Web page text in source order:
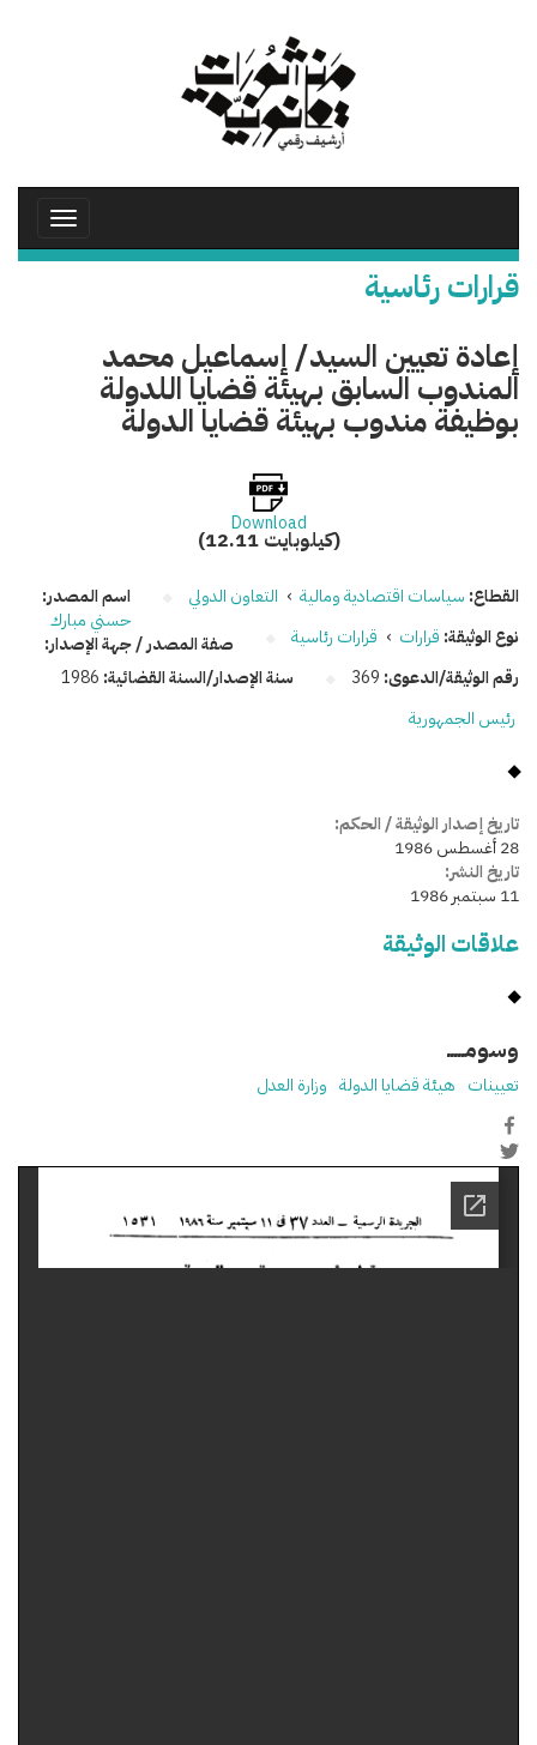
Toggle
قرارات رئاسية
إعادة تعيين السيد/ إسماعيل محمد
المندوب السابق بهيئة قضايا اللدولة
بوظيفة مندوب بهيئة قضايا الدولة
Download
(12.11 كيلوبايت)
القطاع: سياسات اقتصادية ومالية › التعاون الدولي
نوع الوثيقة: قرارات › قرارات رئاسية
رقم الوثيقة/الدعوى: 369 سنة الإصدار/السنة القضائية: 1986
اسم المصدر:
حسني مبارك
صفة المصدر / جهة الإصدار:
رئيس الجمهورية
تاريخ إصدار الوثيقة / الحكم:
28 أغسطس 1986
تاريخ النشر:
11 سبتمبر 1986
علاقات الوثيقة
وسومـــــ
تعيينات هيئة قضايا الدولة وزارة العدل